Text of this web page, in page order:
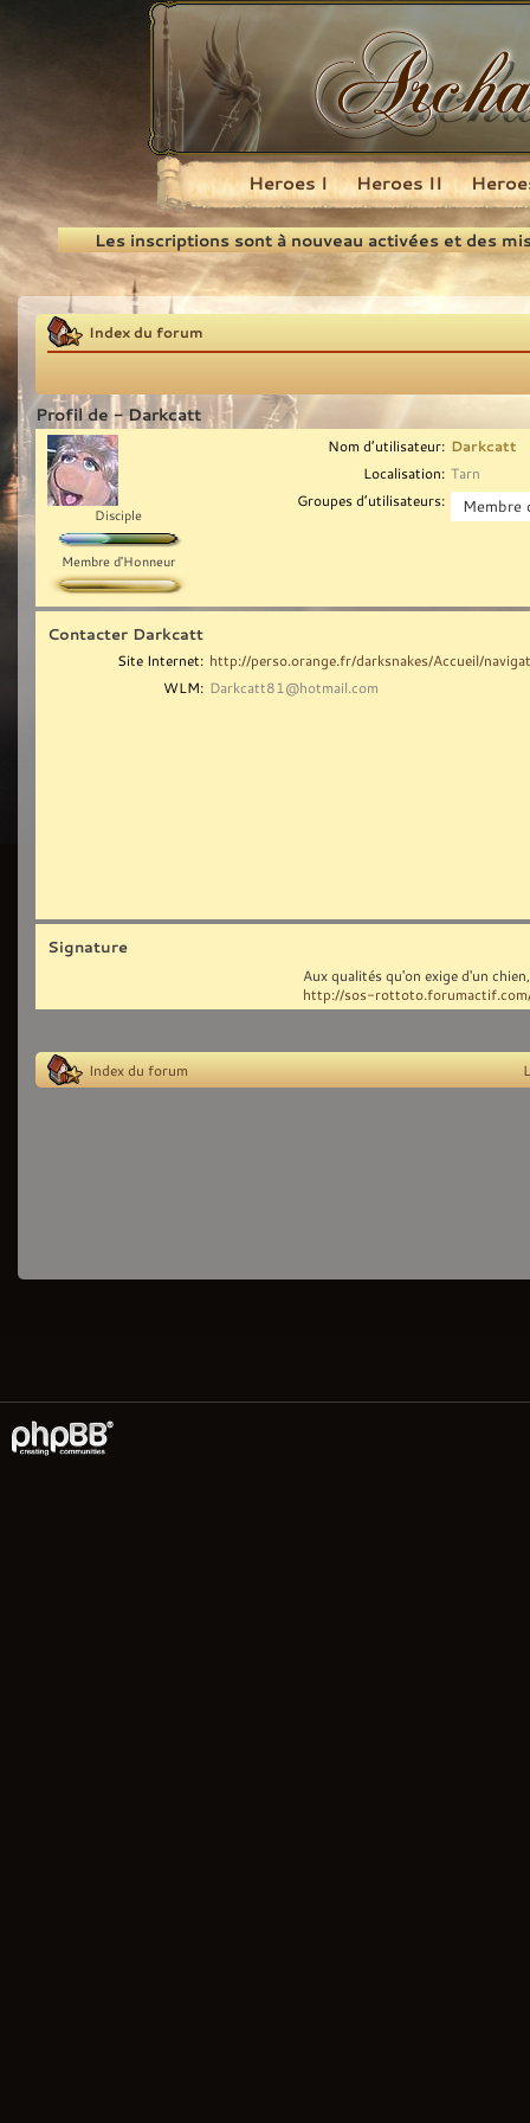
Recherche
Heroes I Heroes II
Les inscriptions sont à nouveau activées et des
Index du forum
Profil de - Darkcatt
Disciple
Membre d'Honneur
Nom d’utilisateur: Darkcatt
Localisation: Tarn
Groupes d’utilisateurs:
Contacter Darkcatt
Site Internet: http://perso.orange.fr/darksnakes/Accueil/
WLM: Darkcatt81@hotmail.com
Signature
Aux qualités qu'on exige d'un
http://sos-
Index du forum